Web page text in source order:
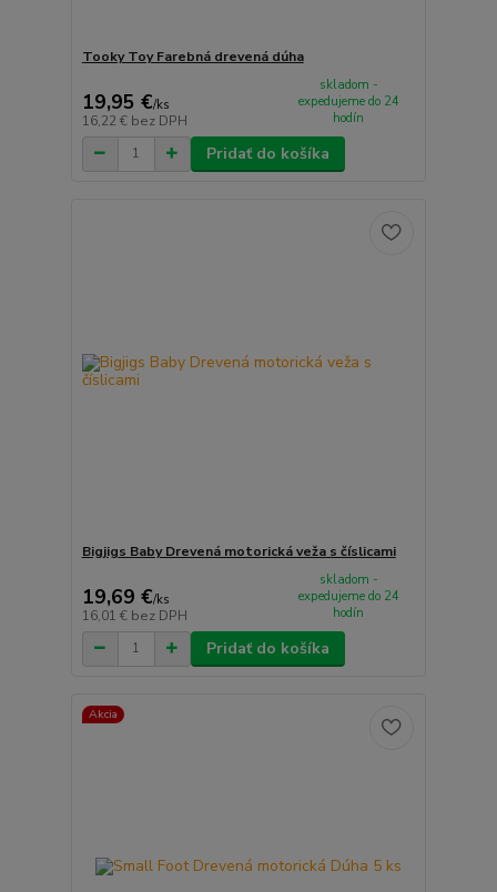
Tooky Toy Farebná drevená dúha
19,95 €/ks
16,22 € bez DPH
skladom -
expedujeme do 24
hodín
Pridať do košíka
Bigjigs Baby Drevená motorická veža s číslicami
19,69 €/ks
16,01 € bez DPH
skladom -
expedujeme do 24
hodín
Pridať do košíka
Akcia